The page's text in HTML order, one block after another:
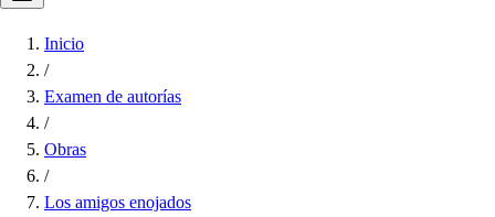
Inicio
/
Examen de autorías
/
Obras
/
Los amigos enojados